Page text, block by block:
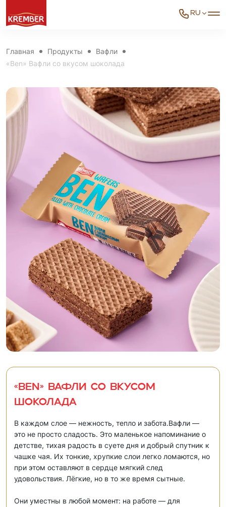
RU
Главная Продукты
Вафли
«Ben» Вафли со вкусом шоколада
«Ben» Вафли со вкусом
шоколада
В каждом слое — нежность, тепло и забота.Вафли —
это не просто сладость. Это маленькое напоминание о
детстве, тихая радость в суете дня и добрый спутник к
чашке чая. Их тонкие, хрупкие слои легко ломаются, но
при этом оставляют в сердце мягкий след
удовольствия. Лёгкие, но в то же время сытные.
Они уместны в любой момент: на работе — для